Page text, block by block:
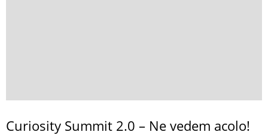
Curiosity Summit 2.0 – Ne vedem acolo!